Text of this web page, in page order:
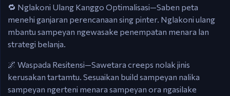
🔁 Nglakoni Ulang Kanggo Optimalisasi—Saben peta
menehi ganjaran perencanaan sing pinter. Nglakoni ulang
mbantu sampeyan ngewasake penempatan menara lan
strategi belanja.
🌌 Waspada Resitensi—Sawetara creeps nolak jinis
kerusakan tartamtu. Sesuaikan build sampeyan nalika
sampeyan ngerteni menara sampeyan ora ngasilake